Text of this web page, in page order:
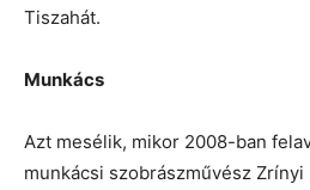
Tiszahát.
Munkács
Azt mesélik, mikor 2008-ban
munkácsi szobrászművész